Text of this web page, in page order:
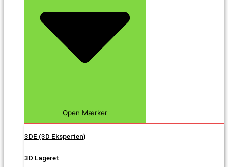
Open Mærker
3DE (3D Eksperten)
3D Lageret